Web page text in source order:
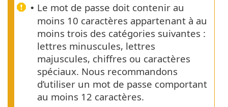
• Le mot de passe doit contenir au
moins 10 caractères appartenant à au
moins trois des catégories suivantes :
lettres minuscules, lettres
majuscules, chiffres ou caractères
spéciaux. Nous recommandons
d’utiliser un mot de passe comportant
au moins 12 caractères.